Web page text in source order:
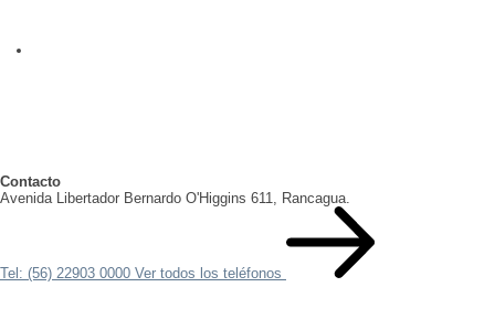
Contacto
Avenida Libertador Bernardo O'Higgins 611, Rancagua.
Tel: (56) 22903 0000 Ver todos los teléfonos